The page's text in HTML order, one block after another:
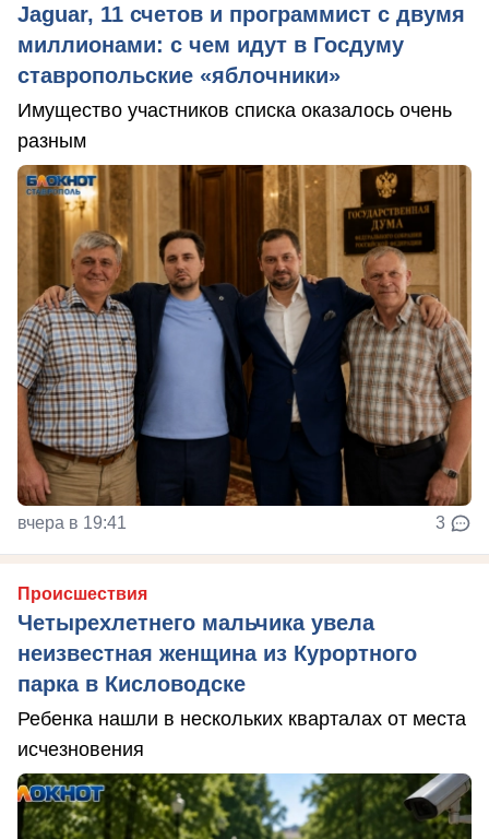
Jaguar, 11 счетов и программист с двумя
миллионами: с чем идут в Госдуму
ставропольские «яблочники»
Имущество участников списка оказалось очень
разным
вчера в 19:41 3
Происшествия
Четырехлетнего мальчика увела
неизвестная женщина из Курортного
парка в Кисловодске
Ребенка нашли в нескольких кварталах от места
исчезновения